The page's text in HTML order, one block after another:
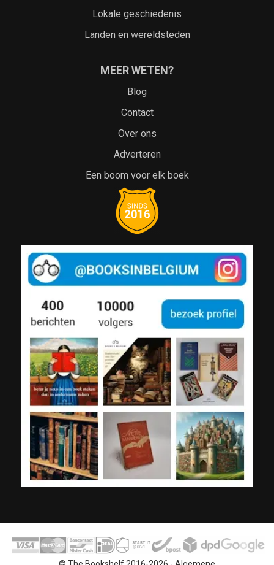
Lokale geschiedenis
Landen en wereldsteden
MEER WETEN?
Blog
Contact
Over ons
Adverteren
Een boom voor elk boek